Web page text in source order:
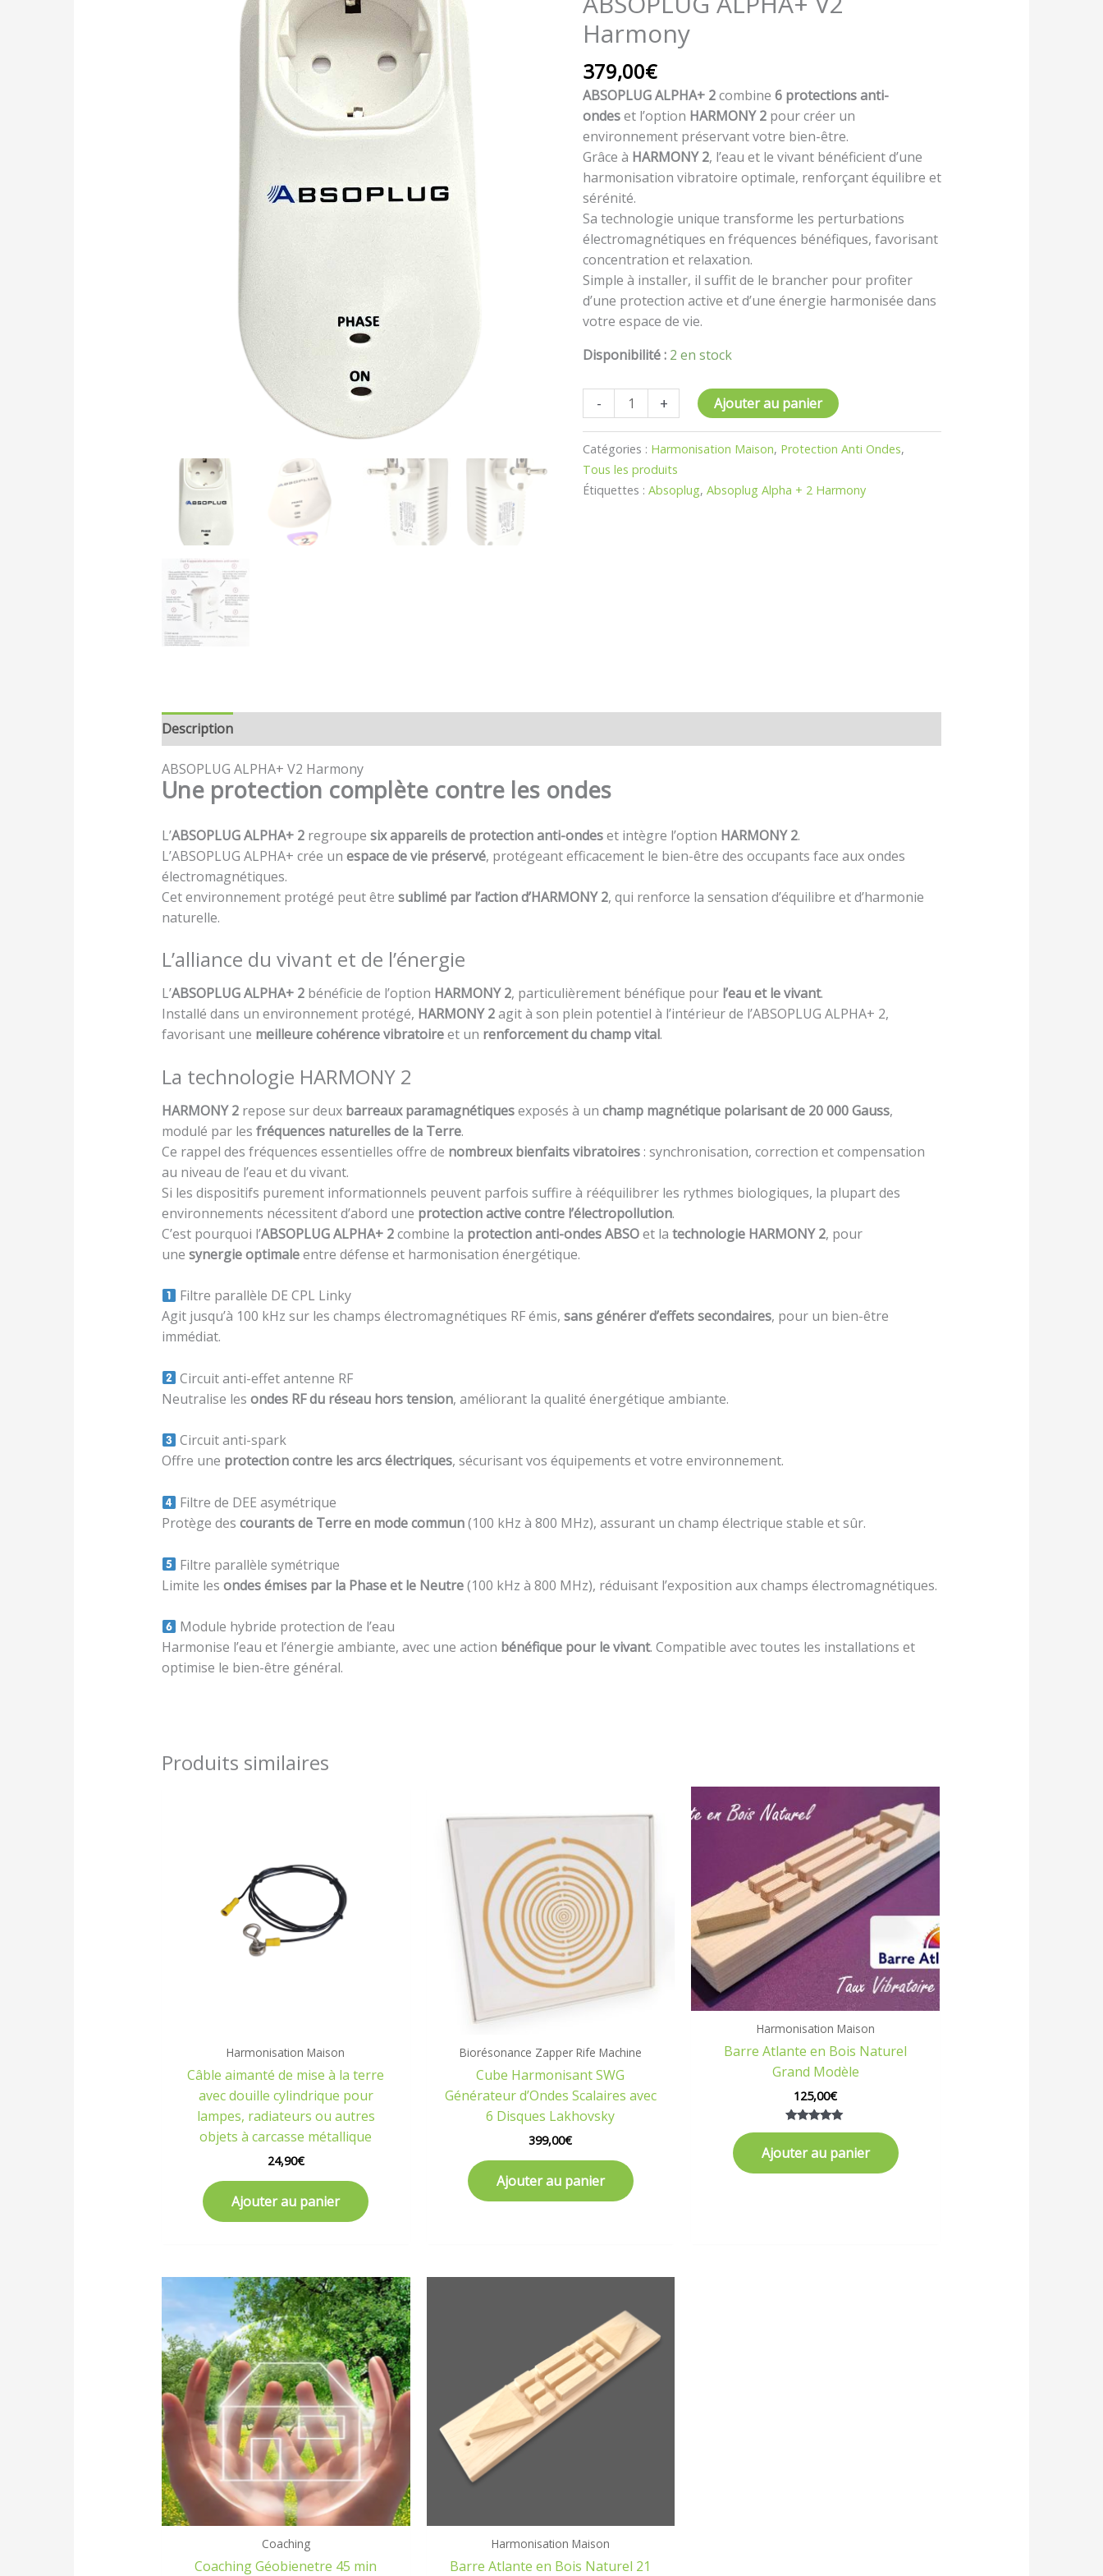
Harmony
379,00€
ABSOPLUG ALPHA+ 2combine6 protections anti-
ondeset l’option HARMONY 2 pour créer un
environnement préservant votre bien-être.
Grâce à HARMONY 2, l’eau et le vivant bénéficient d’une
harmonisation vibratoire optimale, renforçant équilibre et
sérénité.
Sa technologie unique transforme les perturbations
électromagnétiques en fréquences bénéfiques, favorisant
concentration et relaxation.
Simple à installer, il suffit de le brancher pour profiter
d’une protection active et d’une énergie harmonisée dans
votre espace de vie.
Disponibilité : 2 en stock
-
ALPHA+
V2
Harmony
+ Ajouter au panier
Catégories : Harmonisation Maison, Protection Anti Ondes,
Tous les produits
Étiquettes :Absoplug,Absoplug Alpha + 2 Harmony
Description
ABSOPLUG ALPHA+ V2 Harmony
Une protection complète contre les ondes
L’ABSOPLUG ALPHA+ 2regroupe six appareils de protection anti-ondeset intègre l’option HARMONY 2.
L’ABSOPLUG ALPHA+ crée un espace de vie préservé, protégeant efficacement le bien-être des occupants face aux ondes
électromagnétiques.
Cet environnement protégé peut être sublimé par l’action d’HARMONY 2, qui renforce la sensation d’équilibre et d’harmonie
naturelle.
L’alliance du vivant et de l’énergie
L’ABSOPLUG ALPHA+ 2bénéficie de l’option HARMONY 2, particulièrement bénéfique pour l’eau et le vivant.
Installé dans un environnement protégé, HARMONY 2agit à son plein potentiel à l’intérieur de l’ABSOPLUG ALPHA+ 2,
favorisant une meilleure cohérence vibratoireet un renforcement du champ vital.
La technologie HARMONY 2
HARMONY 2repose sur deux barreaux paramagnétiquesexposés à un champ magnétique polarisant de 20 000 Gauss,
modulé par les fréquences naturelles de la Terre.
Ce rappel des fréquences essentielles offre de nombreux bienfaits vibratoires: synchronisation, correction et compensation
au niveau de l’eau et du vivant.
Si les dispositifs purement informationnels peuvent parfois suffire à rééquilibrer les rythmes biologiques, la plupart des
environnements nécessitent d’abord une protection active contre l’électropollution.
C’est pourquoi l’ABSOPLUG ALPHA+ 2combine la protection anti-ondes ABSOet la technologie HARMONY 2, pour
une synergie optimaleentre défense et harmonisation énergétique.
Filtre parallèle DE CPL Linky
Agit jusqu’à 100 kHz sur les champs électromagnétiques RF émis, sans générer d’effets secondaires, pour un bien-être
immédiat.
Circuit anti-effet antenne RF
Neutralise les ondes RF du réseau hors tension, améliorant la qualité énergétique ambiante.
Circuit anti-spark
Offre une protection contre les arcs électriques, sécurisant vos équipements et votre environnement.
Filtre de DEE asymétrique
Protège des courants de Terre en mode commun(100 kHz à 800 MHz), assurant un champ électrique stable et sûr.
Filtre parallèle symétrique
Limite les ondes émises par la Phase et le Neutre(100 kHz à 800 MHz), réduisant l’exposition aux champs électromagnétiques.
Module hybride protection de l’eau
Harmonise l’eau et l’énergie ambiante, avec une action bénéfique pour le vivant. Compatible avec toutes les installations et
optimise le bien-être général.
Produits similaires
Harmonisation Maison
Câble aimanté de mise à la terre
avec douille cylindrique pour
lampes, radiateurs ou autres
objets à carcasse métallique
24,90€
Ajouter au panier
Biorésonance Zapper Rife Machine
Cube Harmonisant SWG
Générateur d’Ondes Scalaires avec
6 Disques Lakhovsky
399,00€
Ajouter au panier
Harmonisation Maison
Barre Atlante en Bois Naturel
Grand Modèle
125,00€
Note
sur 5
Ajouter au panier
Coaching
Coaching Géobienetre 45 min
Harmonisation Maison
Barre Atlante en Bois Naturel 21